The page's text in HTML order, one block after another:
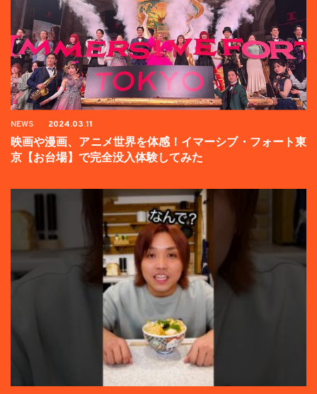
NEWS 2024.03.11
映画や漫画、アニメ世界を体感！イマーシブ・フォート東
京【お台場】で完全没入体験してみた